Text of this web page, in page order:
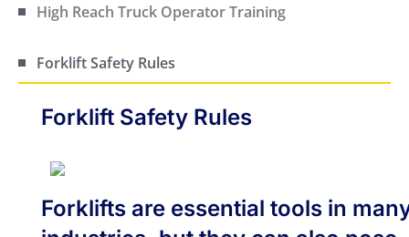
High Reach Truck Operator Training
Forklift Safety Rules
Forklift Safety Rules
Forklifts are essential tools in